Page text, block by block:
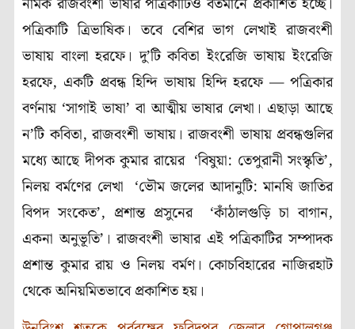
পত্রিকাটি ত্রিভাষিক। তবে বেশির ভাগ লেখাই রাজবংশী
ভাষায় বাংলা হরফে। দু’টি কবিতা ইংরেজি ভাষায় ইংরেজি
হরফে, একটি প্রবন্ধ হিন্দি ভাষায় হিন্দি হরফে — পত্রিকার
বর্ণনায় ‘সাগাই ভাষা’ বা আত্মীয় ভাষার লেখা। এছাড়া আছে
ন’টি কবিতা, রাজবংশী ভাষায়। রাজবংশী ভাষায় প্রবন্ধগুলির
মধ্যে আছে দীপক কুমার রায়ের ‘বিষুয়া: তেপুরানী সংস্কৃতি’,
নিলয় বর্মণের লেখা ‘ভৌম জলের আদানুটি: মানষি জাতির
বিপদ সংকেত’, প্রশান্ত প্রসুনের ‘কাঁঠালগুড়ি চা বাগান,
একনা অনুভূতি’। রাজবংশী ভাষার এই পত্রিকাটির সম্পাদক
প্রশান্ত কুমার রায় ও নিলয় বর্মণ। কোচবিহারের নাজিরহাট
থেকে অনিয়মিতভাবে প্রকাশিত হয়।